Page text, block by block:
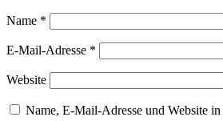
Name *
E-Mail-Adresse *
Website
Name, E-Mail-Adresse und Website